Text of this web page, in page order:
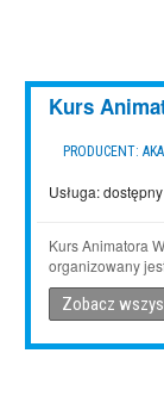
Kurs
PRODUCENT:
Usługa:dostępny
Kurs Animatora
organizowany
Zobacz